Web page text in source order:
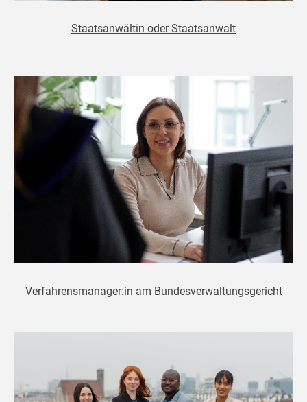
Staatsanwältin oder Staatsanwalt
Verfahrensmanager:in am Bundesverwaltungsgericht